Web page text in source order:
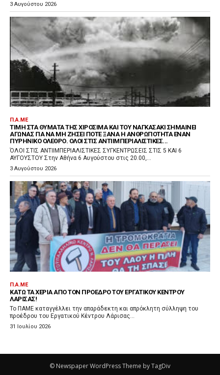
3 Αυγούστου 2026
Π.Α.ΜΕ
ΤΙΜΉ ΣΤΑ ΘΎΜΑΤΑ ΤΗΣ ΧΙΡΟΣΊΜΑ ΚΑΙ ΤΟΥ ΝΑΓΚΑΣΆΚΙ ΣΗΜΑΊΝΕΙ
ΑΓΏΝΑΣ ΓΙΑ ΝΑ ΜΗ ΖΉΣΕΙ ΠΟΤΈ ΞΑΝΆ Η ΑΝΘΡΩΠΌΤΗΤΑ ΈΝΑΝ
ΠΥΡΗΝΙΚΌ ΌΛΕΘΡΟ. ΌΛΟΙ ΣΤΙΣ ΑΝΤΙΙΜΠΕΡΙΑΛΙΣΤΙΚΈΣ...
ΌΛΟΙ ΣΤΙΣ ΑΝΤΙΙΜΠΕΡΙΑΛΙΣΤΙΚΕΣ ΣΥΓΚΕΝΤΡΩΣΕΙΣ ΣΤΙΣ 5 ΚΑΙ 6
ΑΥΓΟΥΣΤΟΥ Στην Αθήνα 6 Αυγούστου στις 20.00,...
3 Αυγούστου 2026
Π.Α.ΜΕ
ΚΆΤΩ ΤΑ ΧΈΡΙΑ ΑΠΌ ΤΟΝ ΠΡΌΕΔΡΟ ΤΟΥ ΕΡΓΑΤΙΚΟΎ ΚΈΝΤΡΟΥ
ΛΆΡΙΣΑΣ!
Το ΠΑΜΕ καταγγέλλει την απαράδεκτη και απρόκλητη σύλληψη του
προέδρου του Εργατικού Κέντρου Λάρισας...
31 Ιουλίου 2026
© Newspaper WordPress Theme by TagDiv